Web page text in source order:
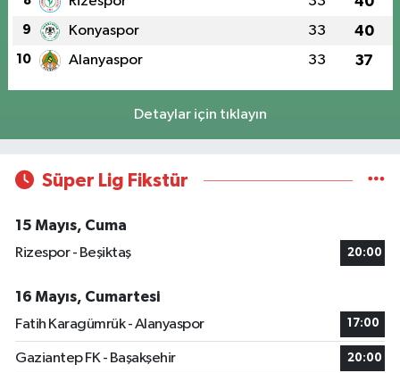
9 Konyaspor 33 40
10 Alanyaspor 33 37
Detaylar için tıklayın
Süper Lig Fikstür
15 Mayıs, Cuma
Rizespor - Beşiktaş
20:00
16 Mayıs, Cumartesi
Fatih Karagümrük - Alanyaspor
17:00
Gaziantep FK - Başakşehir 20:00